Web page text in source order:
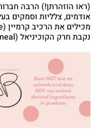
(ראו הוזהרתן!) הרבה
אודמים, צלליות וסמקים
נקבת חרק הקוכיניאל (Cochineal).